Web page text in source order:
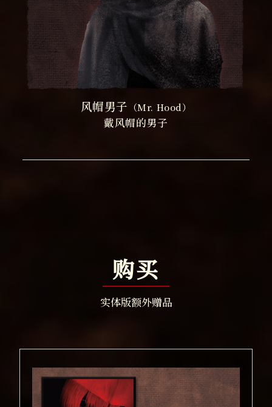
风帽男子 （Mr. Hood）
戴风帽的男子
购买
实体版额外赠品